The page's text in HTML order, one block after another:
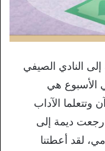
النادي الصيفي
الأسبوع هي
وتتعلما الآداب
رجعت ديمة إلى
لقد أعطتنا